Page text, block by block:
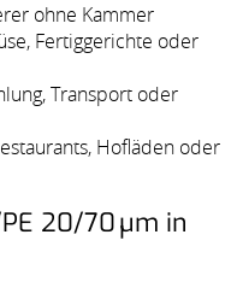
ohne Kammer
Fertiggerichte oder
Transport oder
Hofläden oder
20/70 µm in